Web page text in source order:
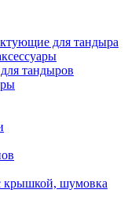
для тандыра
тандыров
крышкой, шумовка